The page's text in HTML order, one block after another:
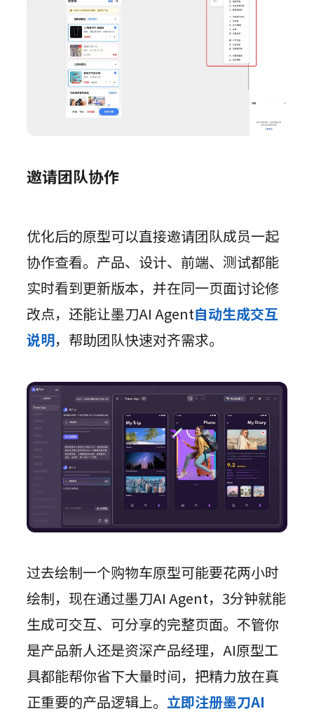
邀请团队协作
优化后的原型可以直接邀请团队成员一起
协作查看。产品、设计、前端、测试都能
实时看到更新版本，并在同一页面讨论修
改点，还能让墨刀AI Agent自动生成交互
说明，帮助团队快速对齐需求。
过去绘制一个购物车原型可能要花两小时
绘制，现在通过墨刀AI Agent，3分钟就能
生成可交互、可分享的完整页面。不管你
是产品新人还是资深产品经理，AI原型工
具都能帮你省下大量时间，把精力放在真
正重要的产品逻辑上。 立即注册墨刀AI